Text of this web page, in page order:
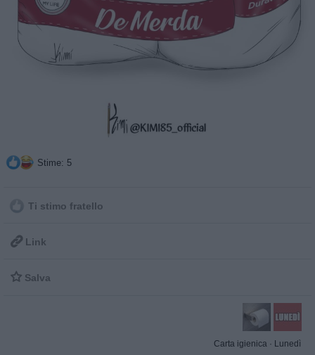
Stime: 5
Ti stimo fratello
 Link
 Salva
Carta igienica · Lunedì